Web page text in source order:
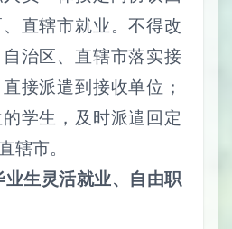
直辖市就业。不得改
治区、直辖市落实接
接派遣到接收单位；
学生，及时派遣回定
辖市。
业生灵活就业、自由职